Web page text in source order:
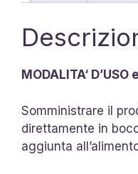
MODALITA‘
Somministrare il
direttamente in
aggiunta